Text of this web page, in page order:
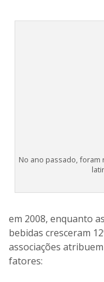
Em 2009, o volume
que o registrado em
de alumínio para
período. As
seguintes fatores:
– Crescimento da
dados divulgados
Empresarial para
municípios
em 2010, já são 443);